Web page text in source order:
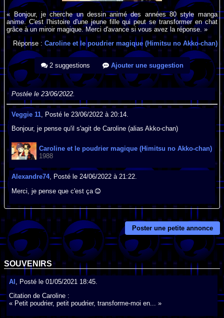
« Bonjour, je cherche un dessin animé des années 80 style manga
anime. C'est l'histoire d'une jeune fille qui peut se transformer en chat
grâce à un miroir magique. Merci d'avance si vous avez la réponse. »
Réponse : Caroline et le poudrier magique (Himitsu no Akko-chan)
2 suggestions Ajouter une suggestion
Postée le 23/06/2022.
Veggie 11 , Posté le 23/06/2022 à 20:14.
Bonjour, je pense qu'il s'agit de Caroline (alias Akko-chan)
Caroline et le poudrier magique (Himitsu no Akko-chan)
1988
Alexandre74, Posté le 24/06/2022 à 21:22.
Merci, je pense que c'est ça
Poster une petite annonce
SOUVENIRS
Al
, Posté le 01/05/2021 18:45.
Citation de Caroline :
« Petit poudrier, petit poudrier, transforme-moi en... »